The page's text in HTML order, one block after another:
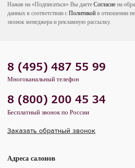
Нажав на «Подписаться» Вы даете Согласие на
данных в соответствии с Политикой в отношении
звонок менеджера и рекламную рассылку.
8 (495) 487 55 99
Многоканальный телефон
8 (800) 200 45 34
Бесплатный звонок по России
Заказать обратный звонок
Адреса салонов